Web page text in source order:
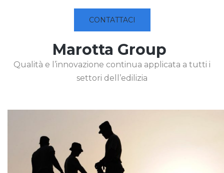
CONTATTACI
Marotta Group
Qualità e l’innovazione continua applicata a tutti i
settori dell’edilizia